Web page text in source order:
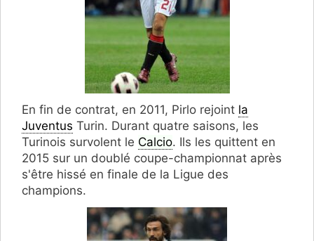
En fin de contrat, en 2011, Pirlo rejoint la
Juventus Turin. Durant quatre saisons, les
Turinois survolent le Calcio. Ils les quittent en
2015 sur un doublé coupe-championnat après
s'être hissé en finale de la Ligue des
champions.